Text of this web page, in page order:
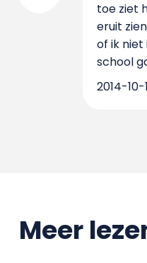
toe ziet
eruit
of ik
school
2014-10-
Meer